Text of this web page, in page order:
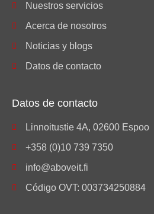
Nuestros servicios
Acerca de nosotros
Noticias y blogs
Datos de contacto
Datos de contacto
Linnoitustie 4A, 02600 Espoo
+358 (0)10 739 7350
info@aboveit.fi
Código OVT: 003734250884